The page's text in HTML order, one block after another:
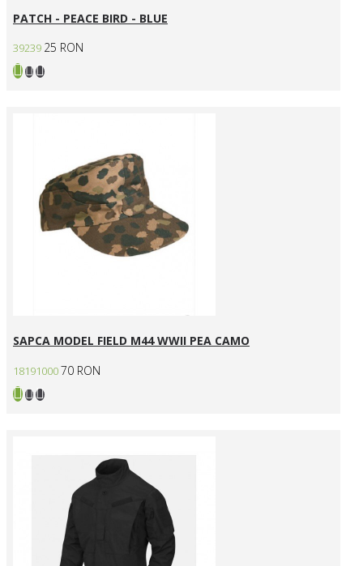
PATCH - PEACE BIRD - BLUE
39239 25 RON
SAPCA MODEL FIELD M44 WWII PEA CAMO
1819100070 RON